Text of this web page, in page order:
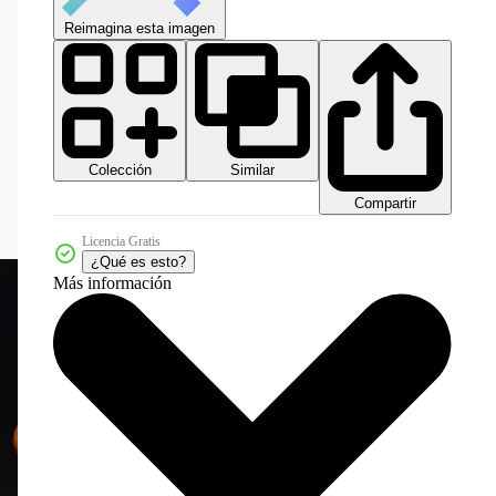
Reimagina esta imagen
Colección
Similar
Compartir
Licencia Gratis
¿Qué es esto?
Más información